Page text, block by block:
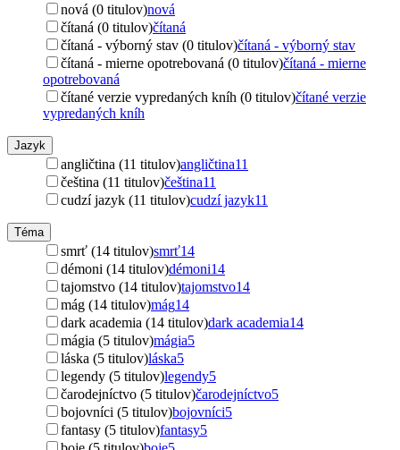
nová (0 titulov)nová
čítaná (0 titulov)čítaná
čítaná - výborný stav (0 titulov)čítaná - výborný stav
čítaná - mierne opotrebovaná (0 titulov)čítaná - mierne
opotrebovaná
čítané verzie vypredaných kníh (0 titulov)čítané verzie
vypredaných kníh
Jazyk
angličtina (11 titulov)angličtina11
čeština (11 titulov)čeština11
cudzí jazyk (11 titulov)cudzí jazyk11
Téma
smrť (14 titulov)smrť14
démoni (14 titulov)démoni14
tajomstvo (14 titulov)tajomstvo14
mág (14 titulov)mág14
dark academia (14 titulov)dark academia14
mágia (5 titulov)mágia5
láska (5 titulov)láska5
legendy (5 titulov)legendy5
čarodejníctvo (5 titulov)čarodejníctvo5
bojovníci (5 titulov)bojovníci5
fantasy (5 titulov)fantasy5